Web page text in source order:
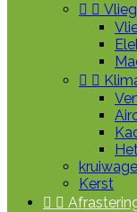
 
 
Kerst
 